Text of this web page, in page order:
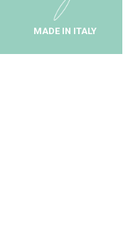
MADE IN ITALY